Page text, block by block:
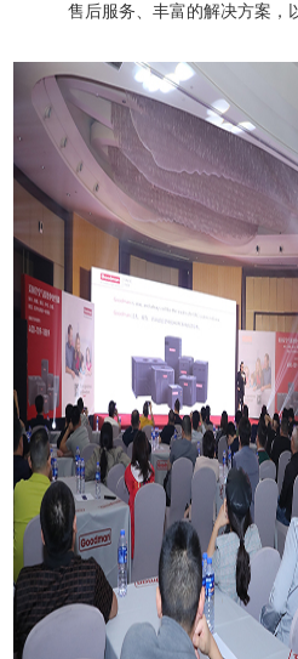
售后服务、丰富的解决方案，